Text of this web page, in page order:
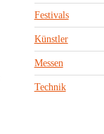
Festivals
Künstler
Messen
Technik